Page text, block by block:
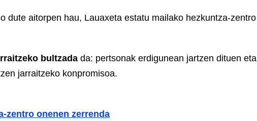
dute aitorpen hau, Lauaxeta estatu mailako hezkuntza-zentro
bultzada da: pertsonak erdigunean jartzen dituen eta
jarraitzeko konpromisoa.
zentro onenen zerrenda